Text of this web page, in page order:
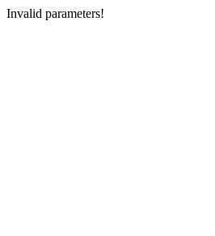
Invalid parameters!